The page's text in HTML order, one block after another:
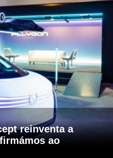
reinventa a
ao